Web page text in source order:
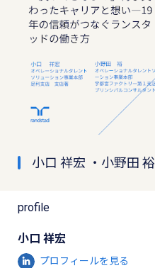
小口 祥宏 ・小野田 裕
profile
小口 祥宏
プロフィールを見る